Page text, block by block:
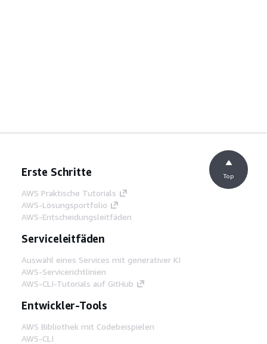
Erste Schritte
AWS Praktische Tutorials
AWS-Lösungsportfolio
AWS-Entscheidungsleitfäden
Serviceleitfäden
Auswahl eines Services mit generativer KI
AWS-Servicerichtlinien
AWS-CLI-Tutorials auf GitHub
Entwickler-Tools
AWS Bibliothek mit Codebeispielen
AWS-CLI
Top